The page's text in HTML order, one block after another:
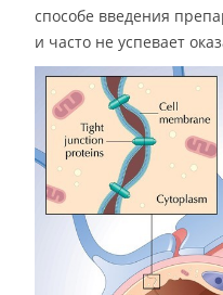
способе введения
и часто не успевает